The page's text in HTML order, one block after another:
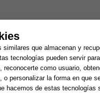
que
qué
de individuos
tipos de
Northrup, que
social no son
que almacenan y
tecnologías pueden servir para
como usuario,
o personalizar la forma en que
hacemos de estas tecnologías